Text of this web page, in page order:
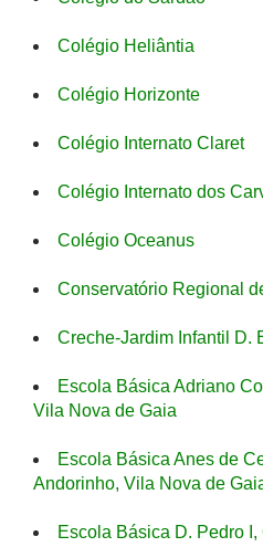
Colégio Heliântia
Colégio Horizonte
Colégio Internato Claret
Colégio Internato dos
Colégio Oceanus
Conservatório Regional
Creche-Jardim Infantil D.
Escola Básica Adriano
Vila Nova de Gaia
Escola Básica Anes de
Andorinho, Vila Nova de
Escola Básica D. Pedro